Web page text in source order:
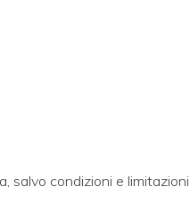
salvo condizioni e limitazioni